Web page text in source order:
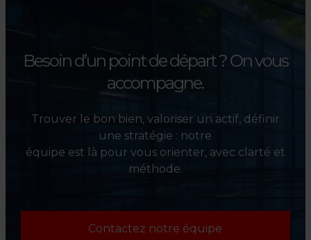
Besoin d’un point de départ ?On vous
accompagne.
Trouver le bon bien, valoriser un actif, définir
une stratégie : notre
équipe est là pour vous orienter, avec clarté et
méthode.
Contactez notre équipe